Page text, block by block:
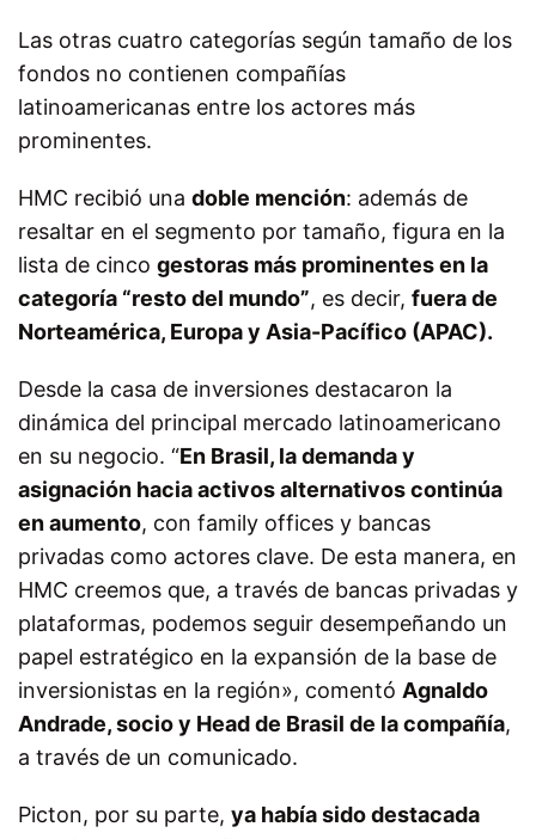
Las otras cuatro categorías según tamaño de los
fondos no contienen compañías
latinoamericanas entre los actores más
prominentes.
HMC recibió una doble mención: además de
resaltar en el segmento por tamaño, figura en la
lista de cinco gestoras más prominentes en la
categoría “resto del mundo”, es decir, fuera de
Norteamérica, Europa y Asia-Pacífico (APAC).
Desde la casa de inversiones destacaron la
dinámica del principal mercado latinoamericano
en su negocio. “En Brasil, la demanda y
asignación hacia activos alternativos continúa
en aumento, con family offices y bancas
privadas como actores clave. De esta manera, en
HMC creemos que, a través de bancas privadas y
plataformas, podemos seguir desempeñando un
papel estratégico en la expansión de la base de
inversionistas en la región», comentó Agnaldo
Andrade, socio y Head de Brasil de la compañía,
a través de un comunicado.
Picton, por su parte, ya había sido destacada